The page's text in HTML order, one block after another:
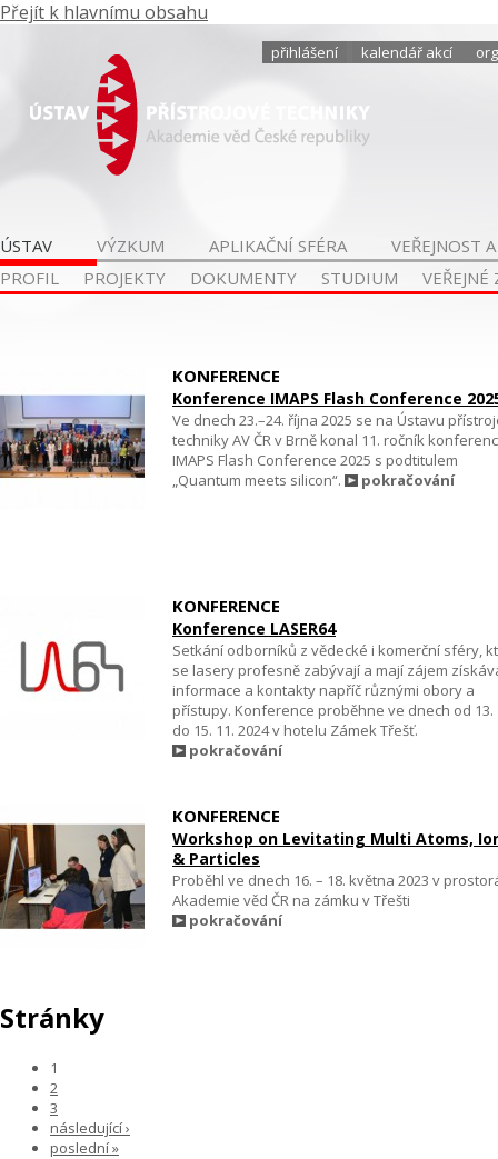
Přejít k hlavnímu obsahu
přihlášení kalendář akcí
ÚSTAV VÝZKUM APLIKAČNÍ SFÉRA
VEŘEJNOST
PROFIL
PROJEKTY DOKUMENTY STUDIUM VEŘEJNÉ
KONFERENCE
Konference IMAPS Flash Conference
Ve dnech 23.–24. října 2025 se na Ústavu
techniky AV ČR v Brně konal 11. ročník
IMAPS Flash Conference 2025 s podtitulem
„Quantum meets silicon“.
pokračování
KONFERENCE
Konference LASER64
Setkání odborníků z vědecké i komerční sféry,
se lasery profesně zabývají a mají zájem
informace a kontakty napříč různými obory a
přístupy. Konference proběhne ve dnech od 13.
do 15. 11. 2024 v hotelu Zámek Třešť.
pokračování
KONFERENCE
Workshop on Levitating Multi Atoms,
& Particles
Proběhl ve dnech 16. – 18. května 2023 v
Akademie věd ČR na zámku v Třešti
pokračování
Stránky
1
2
3
následující ›
poslední »